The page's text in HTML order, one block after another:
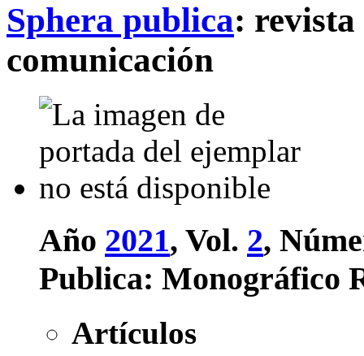
Sphera publica: revista
comunicación
Año 2021, Vol. 2,
Publica: Monográfico
Artículos